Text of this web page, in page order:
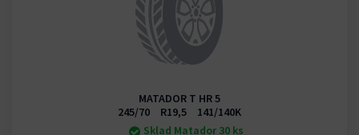
MATADOR T HR 5
245/70 R19,5 141/140K
Sklad Matador 30 ks